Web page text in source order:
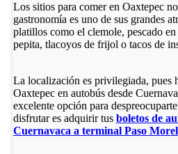
Los sitios para comer en Oaxtepec
gastronomía es uno de sus grandes
platillos como el clemole, pescado
pepita, tlacoyos de frijol o tacos de
La localización es privilegiada, pues
Oaxtepec en autobús desde
excelente opción para
disfrutar es adquirir tus boletos de
Cuernavaca a terminal Paso